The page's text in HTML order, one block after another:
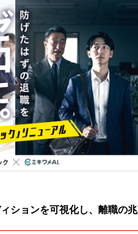
ションを可視化し、離職の兆